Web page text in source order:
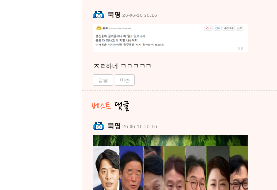
묵명 26-06-16 20:16
ㅈㄹ하네 ㅋㅋㅋㅋㅋ
답글 이동
묵명 26-06-16 20:16